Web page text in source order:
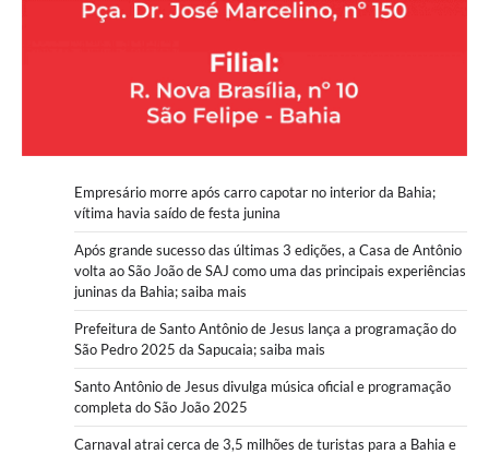
Empresário morre após carro capotar no interior da Bahia;
vítima havia saído de festa junina
Após grande sucesso das últimas 3 edições, a Casa de Antônio
volta ao São João de SAJ como uma das principais experiências
juninas da Bahia; saiba mais
Prefeitura de Santo Antônio de Jesus lança a programação do
São Pedro 2025 da Sapucaia; saiba mais
Santo Antônio de Jesus divulga música oficial e programação
completa do São João 2025
Carnaval atrai cerca de 3,5 milhões de turistas para a Bahia e